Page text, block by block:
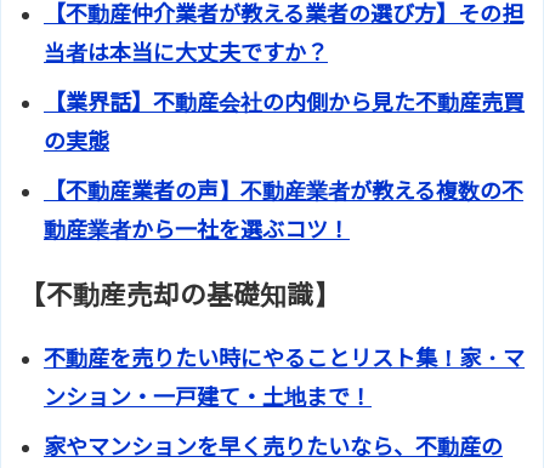
【不動産仲介業者が教える業者の選び方】その担
当者は本当に大丈夫ですか？
【業界話】不動産会社の内側から見た不動産売買
の実態
【不動産業者の声】不動産業者が教える複数の不
動産業者から一社を選ぶコツ！
【不動産売却の基礎知識】
不動産を売りたい時にやることリスト集！家・マ
ンション・一戸建て・土地まで！
家やマンションを早く売りたいなら、不動産の